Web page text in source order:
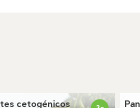
cetogénicos